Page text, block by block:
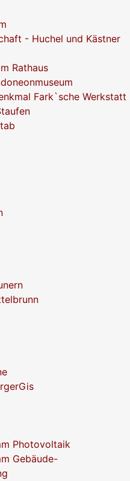
- Huchel und Kästner
Rathaus
Fark`sche Werkstatt
Photovoltaik
Gebäude-